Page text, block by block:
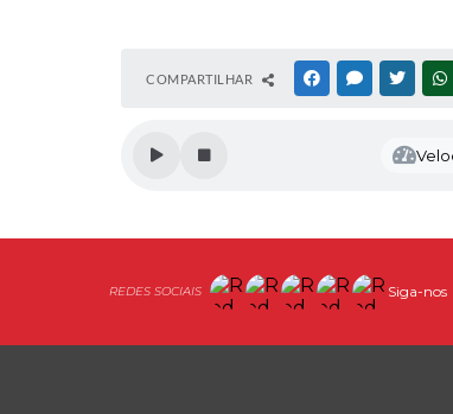
COMPARTILHAR FACEBOOKMESSENGER
Siga-nos